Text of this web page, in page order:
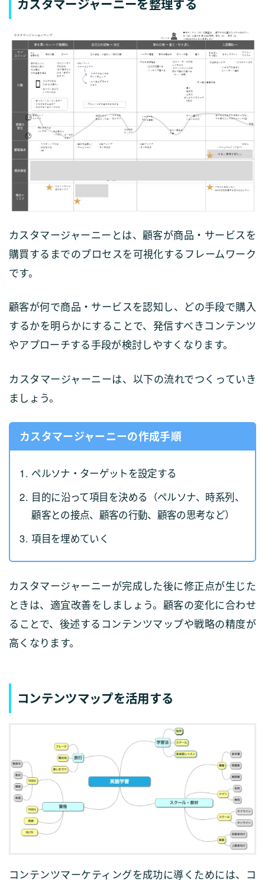
カスタマージャーニーを整理する
カスタマージャーニーとは、顧客が商品・サービスを
購買するまでのプロセスを可視化するフレームワーク
です。
顧客が何で商品・サービスを認知し、どの手段で購入
するかを明らかにすることで、発信すべきコンテンツ
やアプローチする手段が検討しやすくなります。
カスタマージャーニーは、以下の流れでつくっていき
ましょう。
カスタマージャーニーの作成手順
ペルソナ・ターゲットを設定する
目的に沿って項目を決める（ペルソナ、時系列、
顧客との接点、顧客の行動、顧客の思考など）
項目を埋めていく
カスタマージャーニーが完成した後に修正点が生じた
ときは、適宜改善をしましょう。顧客の変化に合わせ
ることで、後述するコンテンツマップや戦略の精度が
高くなります。
コンテンツマップを活用する
コンテンツマーケティングを成功に導くためには、コ